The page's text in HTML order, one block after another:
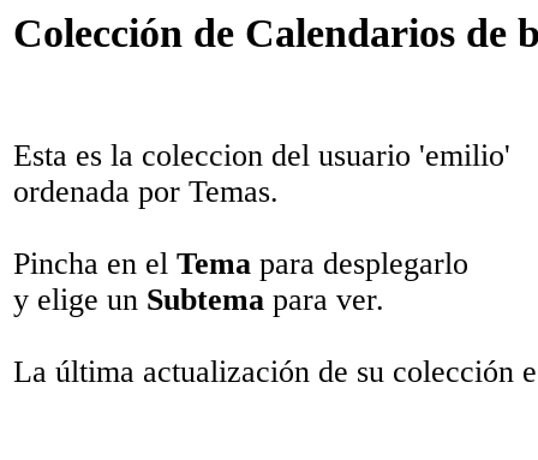
Colección de Calendarios de
Esta es la coleccion del usuario 'emilio'
ordenada por Temas.
Pincha en el Tema para desplegarlo
y elige un Subtema para ver.
La última actualización de su colección